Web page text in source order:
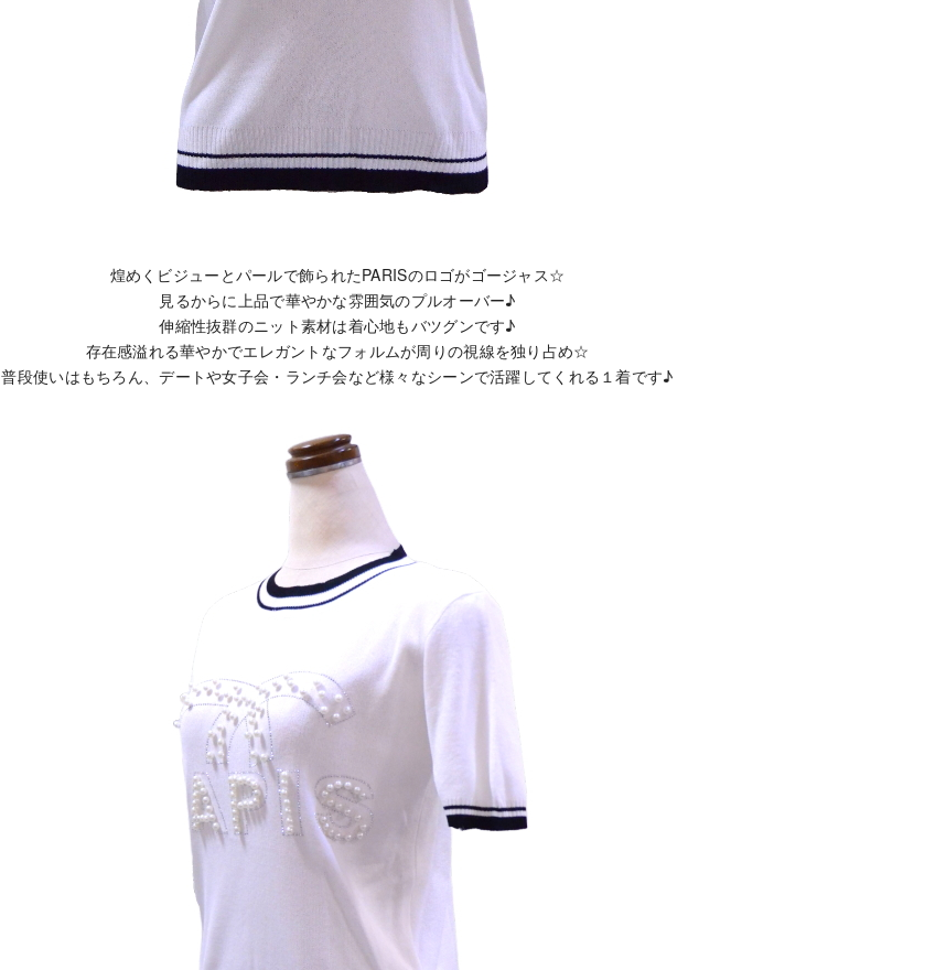
煌めくビジューとパールで飾られたPARISのロゴがゴージャス☆
見るからに上品で華やかな雰囲気のプルオーバー♪
伸縮性抜群のニット素材は着心地もバツグンです♪
存在感溢れる華やかでエレガントなフォルムが周りの視線を独り占め☆
普段使いはもちろん、デートや女子会・ランチ会など様々なシーンで活躍してくれる１着です♪